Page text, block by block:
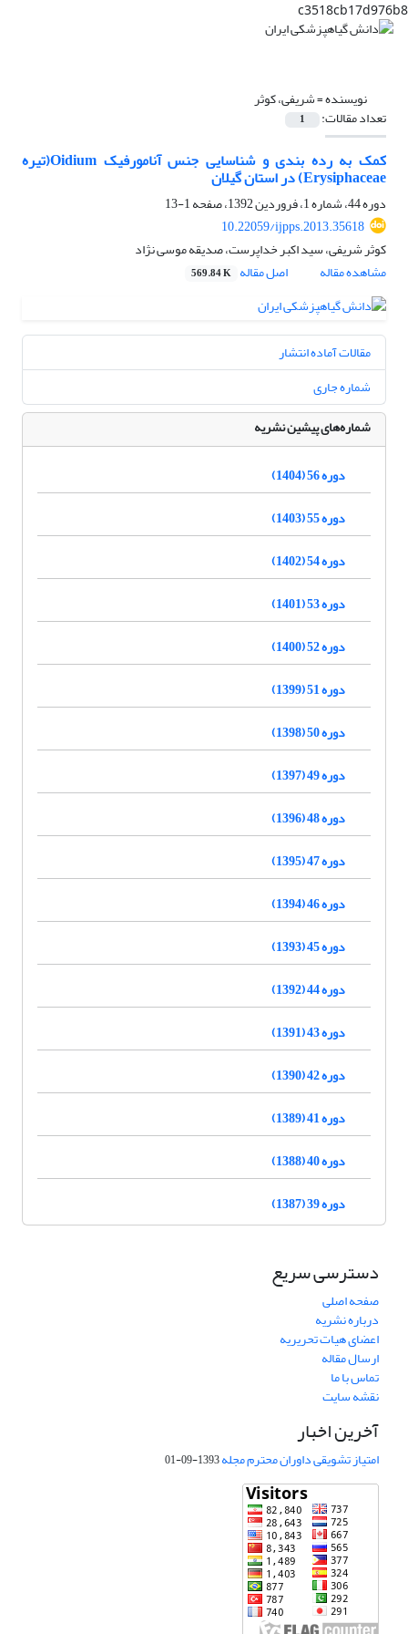
c3518cb17d976b8
نویسنده =شریفی، کوثر
تعداد مقالات: 1
کمک به رده بندی و شناسایی جنس آنامورفیک Oidium(تیره
Erysiphaceae) در استان گیلان
دوره 44، شماره 1، فروردین 1392، صفحه
1-13
10.22059/ijpps.2013.35618
کوثر شریفی، سید اکبر خداپرست، صدیقه موسی نژاد
مشاهده مقاله
اصل مقاله 569.84 K
مقالات آماده انتشار
شماره جاری
شماره‌های پیشین نشریه
دوره 56 (1404)
دوره 55 (1403)
دوره 54 (1402)
دوره 53 (1401)
دوره 52 (1400)
دوره 51 (1399)
دوره 50 (1398)
دوره 49 (1397)
دوره 48 (1396)
دوره 47 (1395)
دوره 46 (1394)
دوره 45 (1393)
دوره 44 (1392)
دوره 43 (1391)
دوره 42 (1390)
دوره 41 (1389)
دوره 40 (1388)
دوره 39 (1387)
دسترسی سریع
صفحه اصلی
درباره نشریه
اعضای هیات تحریریه
ارسال مقاله
تماس با ما
نقشه سایت
آخرین اخبار
امتیاز تشویقی داوران محترم مجله1393-09-01